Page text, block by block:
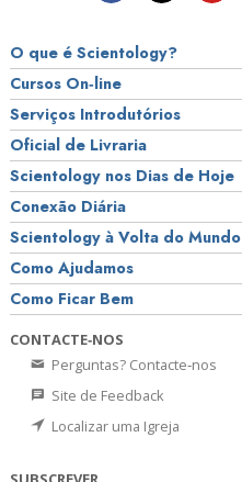
O que é Scientology?
Cursos On‑line
Serviços Introdutórios
Oficial de Livraria
Scientology nos Dias de Hoje
Conexão Diária
Scientology à Volta do Mundo
Como Ajudamos
Como Ficar Bem
CONTACTE‑NOS
Perguntas? Contacte‑nos
Site de Feedback
Localizar uma Igreja